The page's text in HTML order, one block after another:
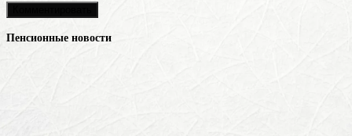
Пенсионные новости